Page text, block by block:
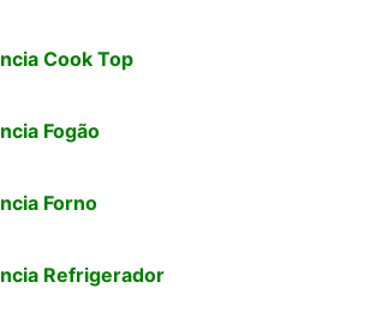
Cook Top
Fogão
Forno
Refrigerador